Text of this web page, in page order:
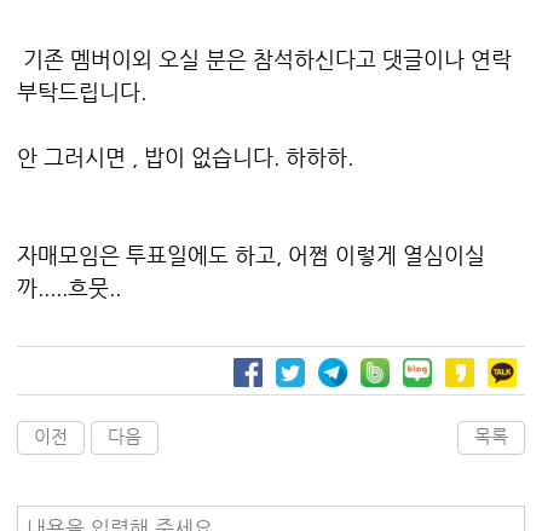
기존 멤버이외 오실 분은 참석하신다고 댓글이나 연락
부탁드립니다.
안 그러시면 , 밥이 없습니다. 하하하.
자매모임은 투표일에도 하고, 어쩜 이렇게 열심이실
까.....흐뭇..
이전 다음 목록